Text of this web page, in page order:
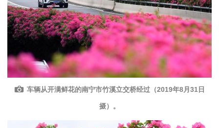
车辆从开满鲜花的南宁市竹溪立交桥经过（2019年8月31日
摄）。